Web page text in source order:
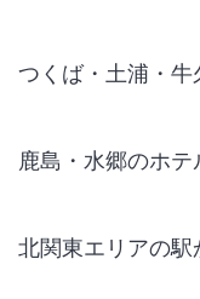
つくば・土浦・
鹿島・水郷のホ
北関東エリアの